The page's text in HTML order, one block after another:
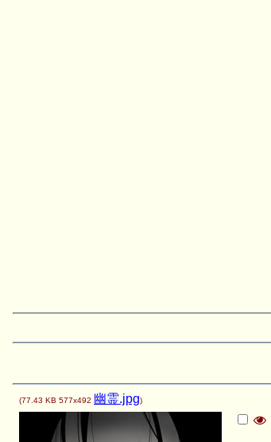
(77.43 KB 577x492 幽霊.jpg)